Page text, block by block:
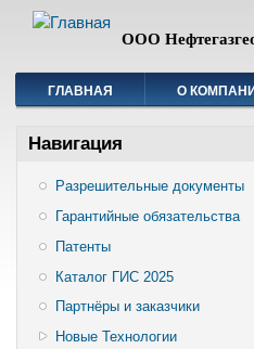
ООО
ГЛАВНАЯ О
Навигация
Разрешительные документы
Гарантийные обязательства
Патенты
Каталог ГИС 2025
Партнёры и заказчики
Новые Технологии